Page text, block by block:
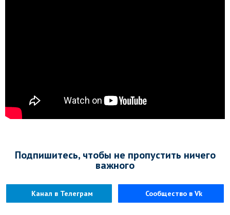
Подпишитесь, чтобы не пропустить ничего
важного
Канал в Телеграм Сообщество в Vk